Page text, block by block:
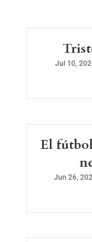
Jul 10,
El
Jun 26,